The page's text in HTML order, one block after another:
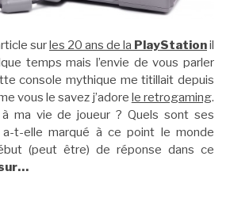
surles 20 ans de la PlayStationil
temps mais l’envie de vous parler
console mythique me titillait depuis
vous le savez j’adore le retrogaming.
à ma vie de joueur ? Quels sont ses
t-elle marqué à ce point le monde
(peut être) de réponse dans ce